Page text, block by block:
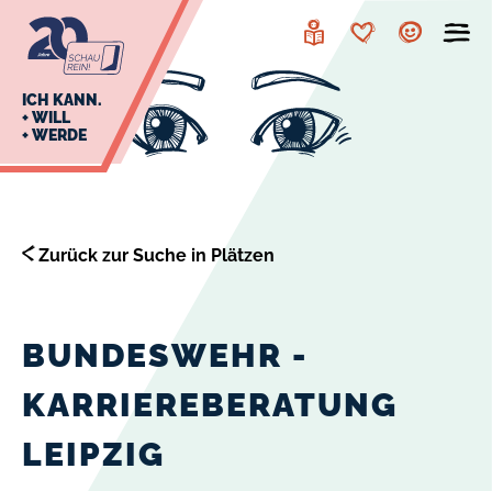
Navigation
Inhalt
Leichte
MerkzettelAccount
ICH KANN.
+ WILL
+ WERDE
Zurück zur Suche in Plätzen
BUNDESWEHR -
KARRIEREBERATUNG
LEIPZIG